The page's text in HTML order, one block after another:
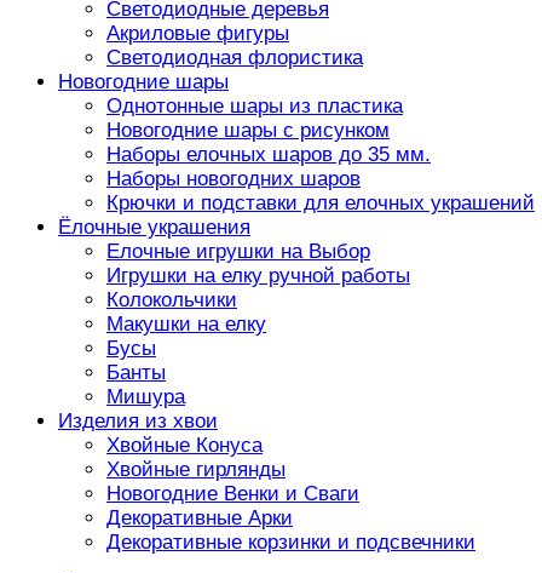
Светодиодные деревья
Акриловые фигуры
Светодиодная флористика
Новогодние шары
Однотонные шары из пластика
Новогодние шары с рисунком
Наборы елочных шаров до 35 мм.
Наборы новогодних шаров
Крючки и подставки для елочных украшений
Ёлочные украшения
Елочные игрушки на Выбор
Игрушки на елку ручной работы
Колокольчики
Макушки на елку
Бусы
Банты
Мишура
Изделия из хвои
Хвойные Конуса
Хвойные гирлянды
Новогодние Венки и Сваги
Декоративные Арки
Декоративные корзинки и подсвечники